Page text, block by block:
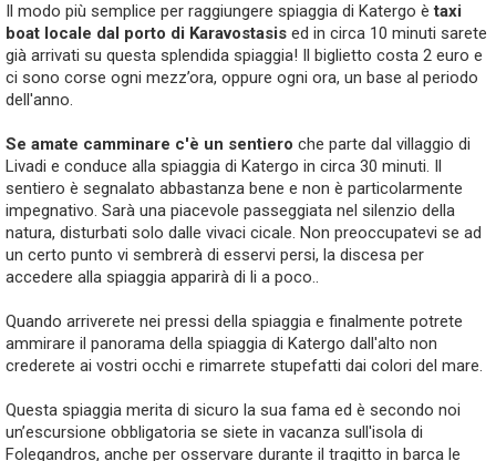
Il modo più semplice per raggiungere spiaggia di Katergo ètaxi
boat locale dal porto di Karavostasis ed in circa 10 minuti sarete
già arrivati su questa splendida spiaggia! Il biglietto costa 2 euro e
ci sono corse ogni mezz’ora, oppure ogni ora, un base al periodo
dell'anno.
Se amate camminare c'è un sentiero che parte dal villaggio di
Livadi e conduce alla spiaggia di Katergo in circa 30 minuti. Il
sentiero è segnalato abbastanza bene e non è particolarmente
impegnativo. Sarà una piacevole passeggiata nel silenzio della
natura, disturbati solo dalle vivaci cicale. Non preoccupatevi se ad
un certo punto vi sembrerà di esservi persi, la discesa per
accedere alla spiaggia apparirà di li a poco..
Quando arriverete nei pressi della spiaggia e finalmente potrete
ammirare il panorama della spiaggia di Katergo dall'alto non
crederete ai vostri occhi e rimarrete stupefatti dai colori del mare.
Questa spiaggia merita di sicuro la sua fama ed è secondo noi
un’escursione obbligatoria se siete in vacanza sull'isola di
Folegandros, anche per osservare durante il tragitto in barca le